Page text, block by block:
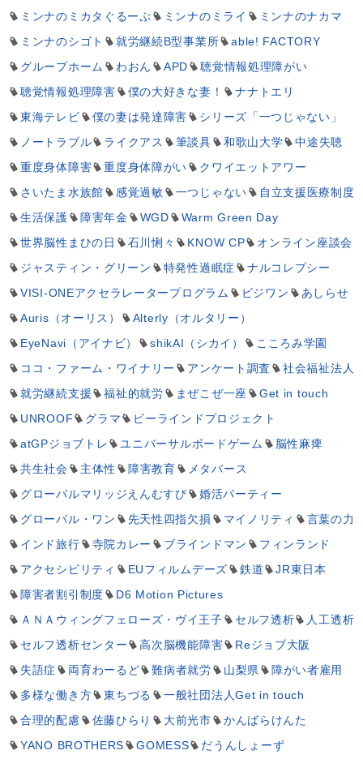
ミンナのミカタぐるーぷ ミンナのミライ
ミンナのナカマ
ミンナのシゴト
就労継続B型事業所
able! FACTORY
グループホーム
わおん APD
聴覚情報処理障がい
聴覚情報処理障害
僕の大好きな妻！
ナナトエリ
東海テレビ
僕の妻は発達障害
シリーズ「一つじゃない」
ノートラブル
ライクアス 筆談具 和歌山大学
中途失聴
重度身体障害
重度身体障がい
クワイエットアワー
さいたま水族館
感覚過敏 一つじゃない
自立支援医療制度
生活保護
障害年金 WGD
Warm Green Day
世界脳性まひの日
石川悧々 KNOW CP
オンライン座談会
ジャスティン・グリーン
特発性過眠症
ナルコレプシー
VISI-ONEアクセラレータープログラム
ビジワン
あしらせ
Auris（オーリス）
Alterly（オルタリー）
EyeNavi（アイナビ）
shikAI（シカイ）
こころみ学園
ココ・ファーム・ワイナリー
アンケート調査
社会福祉法人
就労継続支援
福祉的就労 まぜこぜ一座
Get in touch
UNROOF
グラマ
ビーラインドプロジェクト
atGPジョブトレ
ユニバーサルボードゲーム
脳性麻痺
共生社会
主体性 障害教育
メタバース
グローバルマリッジえんむすび
婚活パーティー
グローバル・ワン
先天性四指欠損 マイノリティ
言葉の力
インド旅行
寺院カレー ブラインドマン
フィンランド
アクセシビリティ
EUフィルムデーズ 鉄道
JR東日本
障害者割引制度
D6 Motion Pictures
ＡＮＡウィングフェローズ・ヴイ王子
セルフ透析
人工透析
セルフ透析センター
高次脳機能障害
Reジョブ大阪
失語症
両育わーるど 難病者就労 山梨県
障がい者雇用
多様な働き方
東ちづる
一般社団法人Get in touch
合理的配慮
佐藤ひらり 大前光市
かんばらけんた
YANO BROTHERS
GOMESS
だうんしょーず